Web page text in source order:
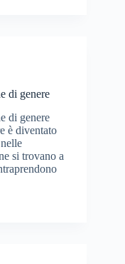
di genere
di genere
è diventato
si trovano a